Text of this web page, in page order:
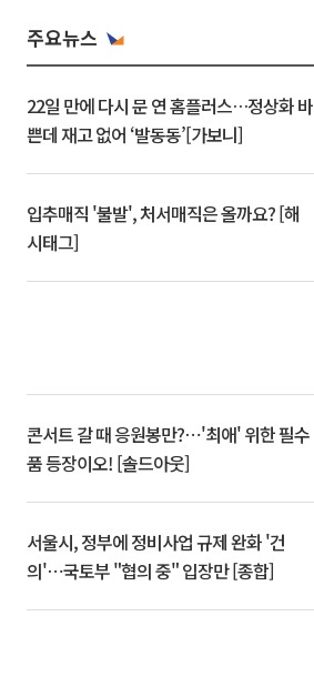
주요뉴스
22일 만에 다시 문 연 홈플러스…정상화 바
쁜데 재고 없어 ‘발동동’[가보니]
입추매직 '불발', 처서매직은 올까요? [해
시태그]
콘서트 갈 때 응원봉만?⋯'최애' 위한 필수
품 등장이오! [솔드아웃]
서울시, 정부에 정비사업 규제 완화 '건
의'⋯국토부 "협의 중" 입장만 [종합]